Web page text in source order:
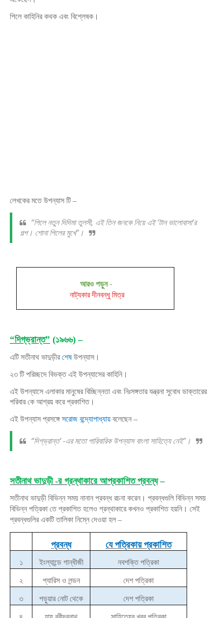
পিলে কাহিনির কথক এবং বিশ্লেষক।
লেখকের মতে উপন্যাস টি –
“পিলে নতুন দিদিমা তুলসী, এই তিন জনকে নিয়ে এই ‘টান ভালোবাসা’র
গল্প। শোনা পিলের মুখে”।
আরও পড়ুন -
নাট্যকার দীনবন্ধু মিত্র
“দিগ্‌ভ্রান্ত” (১৯৬৬) –
এটি সতীনাথ ভাদুড়ীরশেষউপন্যাস।
২৩ টি পরিচ্ছদে বিভক্ত এই উপন্যাসের কাহিনি।
এই উপন্যাসে এলাকার মানুষের বিচ্ছিন্নতা এবং নিঃসঙ্গতার যন্ত্রনা সুবোধ ডাক্তারের
পরিবার কে আশ্রয় করে প্রকাশিত।
এই উপন্যাস প্রসঙ্গে সরোজ বন্দ্যোপাধ্যায় বলেছেন –
“দিগ্‌ভ্রান্ত’ -এর মতো পারিবারিক উপন্যাস বাংলা সাহিত্যে নেই”।
সতীনাথ ভাদুড়ী -র গ্রন্থাকারে আপ্রকাশিত প্রবন্ধ–
সতীনাথ ভাদুড়ী বিভিন্ন সময় নানান প্রবন্ধ রচনা করেন। প্রবন্ধগুলি বিভিন্ন সময়
বিভিন্ন পত্রিকা তে প্রকাশিত হলেও গ্রন্থাকারে কখনও প্রকাশিত হয়নি। সেই
প্রবন্ধগুলির একটি তালিকা নিম্নে দেওয়া হল –
প্রবন্ধ যে পত্রিকায় প্রকাশিত
১ ইংল্যান্ডে গান্ধীজী নবশক্তি পত্রিকা
২ প্যারিস ও লন্ডন দেশ পত্রিকা
৩ পড়ুয়ার নোট থেকে দেশ পত্রিকা